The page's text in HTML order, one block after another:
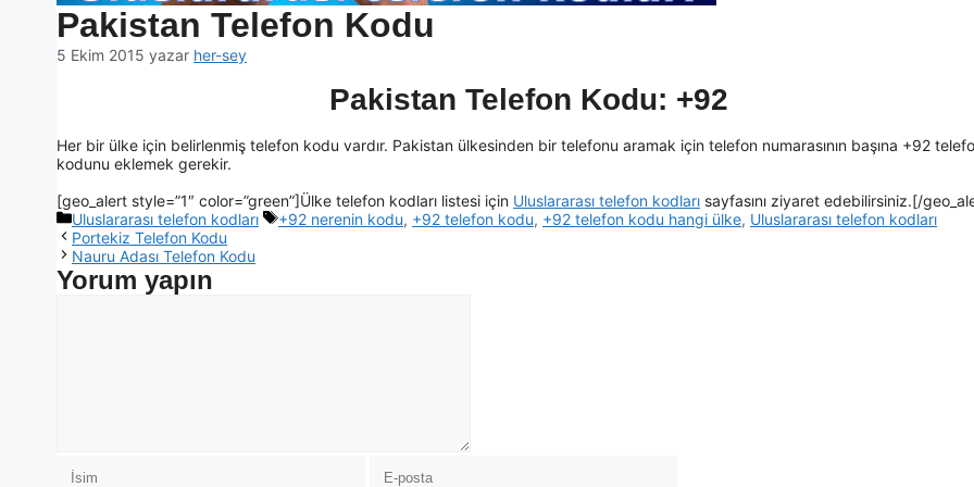
Pakistan Telefon Kodu
5 Ekim 2015 yazar her-sey
Pakistan Telefon Kodu: +92
Her bir ülke için belirlenmiş telefon kodu vardır. Pakistan ülkesinden bir telefonu aramak için telefon numarasının başına +92
kodunu eklemek gerekir.
[geo_alert style=”1″ color=”green”]Ülke telefon kodları listesi için Uluslararası telefon kodları sayfasını ziyaret edebilirsiniz.[/
Uluslararası telefon kodları
+92 nerenin kodu, +92 telefon kodu, +92 telefon kodu hangi ülke, Uluslararası telefon kodları
Portekiz Telefon Kodu
Nauru Adası Telefon Kodu
Yorum yapın